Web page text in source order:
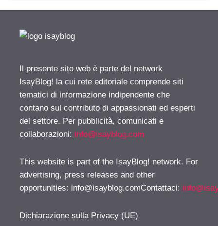
Il presente sito web è parte del network
IsayBlog! la cui rete editoriale comprende siti
tematici di informazione indipendente che
contano sul contributo di appassionati ed esperti
del settore. Per pubblicità, comunicati e
collaborazioni: info@isayblog.com
This website is part of the IsayBlog! network. For
advertising, press releases and other
opportunities: info@isayblog.comContattaci:
Dichiarazione sulla Privacy (UE)